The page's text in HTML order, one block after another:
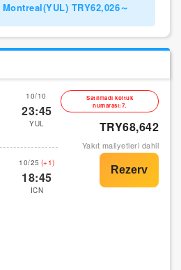
TRY62,026～
10/10
23:45
YUL
10/25 (+1)
18:45
ICN
Satılmadı koltuk
numarası:7.
TRY68,642
Yakıt maliyetleri dahil